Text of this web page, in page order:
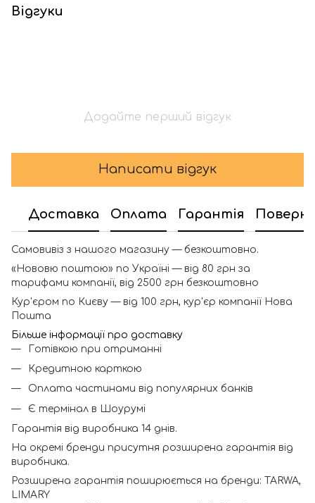
Відгуки
Додайте перший відгук
Написати відгук
Доставка Оплата Гарантія
Самовивіз з нашого магазину — безкоштовно.
«Нововю поштою» по Україні — від 80 грн за
тарифами компанії, від 2500 грн безкоштовно
Кур'єром по Києву — від 100 грн, кур'єр компанії Нова
Пошта
Більше інформації про доставку
Готівкою при отриманні
Кредитною карткою
Оплата частинами від популярних банків
Є термінал в Шоурумі
Гарантія від виробника 14 днів.
На окремі бренди присутня розширена гарантія від
виробника.
Розширена гарантія поширюється на бренди: TARWA,
LIMARY